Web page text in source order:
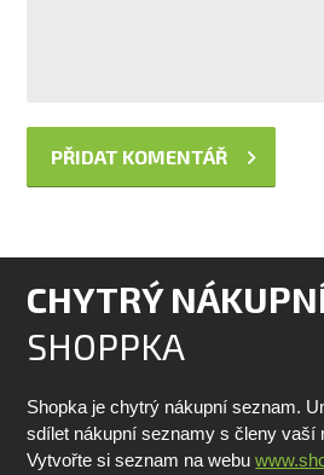
CHYTRÝ
SHOPPKA
Shopka je chytrý nákupní seznam.
sdílet nákupní seznamy s členy vaší
Vytvořte si seznam na webu